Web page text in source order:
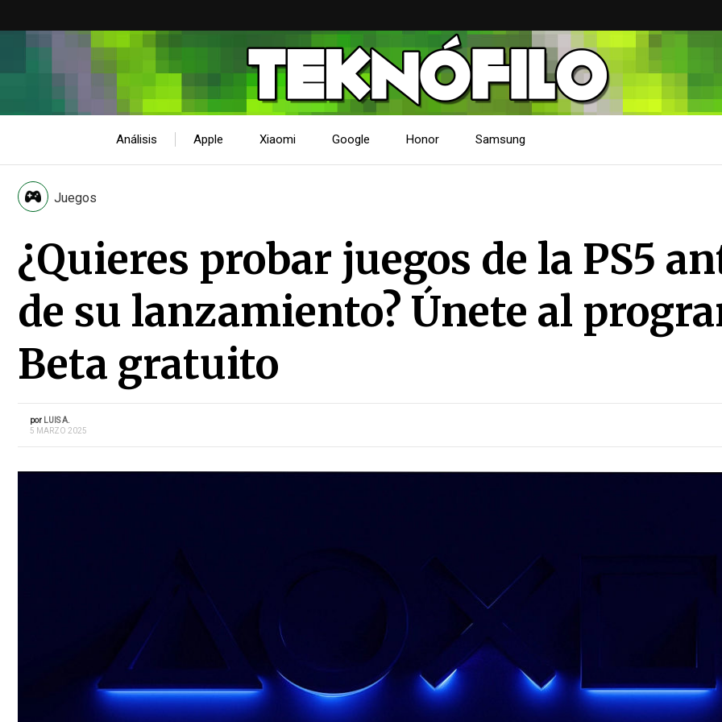
Análisis Apple Xiaomi Google Honor Samsung
Juegos
¿Quieres probar juegos de la PS5
de su lanzamiento? Únete al
Beta gratuito
por LUIS A.
5 MARZO 2025